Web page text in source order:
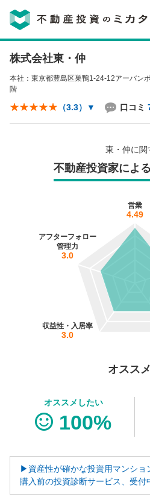
不動産投資のミカタとは
お客様の声
0120-
営業時間：10:00〜19:00(土日祝も営業中)
株式会社東・仲
本社：東京都豊島区巣鴨1-24-12アーバン
階
（3.3） ▼ 口コミ
東・仲に関
不動産投資家によ
営業
4.49
収益性・入居率
3.0
アフターフォロー
管理力
3.0
オスス
オススメしたい
100%
▶資産性が確かな投資用マンショ
購入前の投資診断サービス、受付